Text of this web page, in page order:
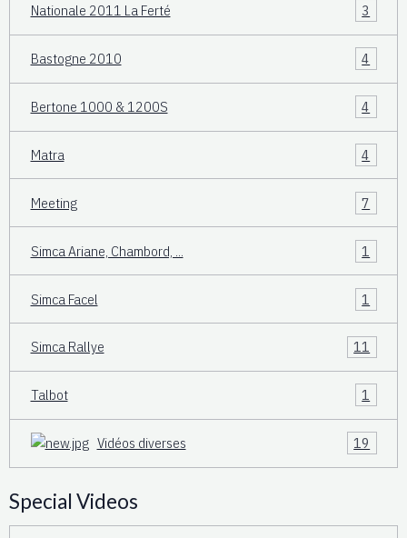
Nationale 2011 La Ferté 3
Bastogne 2010 4
Bertone 1000 & 1200S 4
Matra 4
Meeting 7
Simca Ariane, Chambord, ... 1
Simca Facel 1
Simca Rallye 11
Talbot 1
Vidéos diverses 19
Special Videos